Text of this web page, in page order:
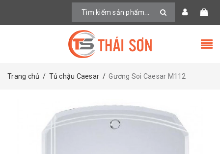
Trang chủ / Tủ chậu Caesar / Gương Soi Caesar M112